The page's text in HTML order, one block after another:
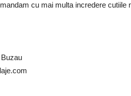
cu mai multa incredere cutiile